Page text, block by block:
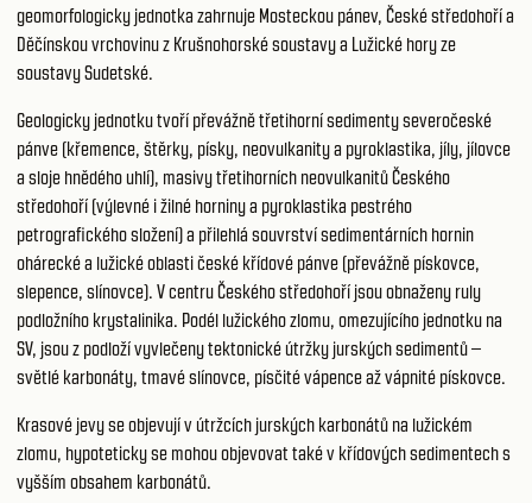
geomorfologicky jednotka zahrnuje Mosteckou pánev, České středohoří a
Děčínskou vrchovinu z Krušnohorské soustavy a Lužické hory ze
soustavy Sudetské.
Geologicky jednotku tvoří převážně třetihorní sedimenty severočeské
pánve (křemence, štěrky, písky, neovulkanity a pyroklastika, jíly, jílovce
a sloje hnědého uhlí), masivy třetihorních neovulkanitů Českého
středohoří (výlevné i žilné horniny a pyroklastika pestrého
petrografického složení) a přilehlá souvrství sedimentárních hornin
ohárecké a lužické oblasti české křídové pánve (převážně pískovce,
slepence, slínovce). V centru Českého středohoří jsou obnaženy ruly
podložního krystalinika. Podél lužického zlomu, omezujícího jednotku na
SV, jsou z podloží vyvlečeny tektonické útržky jurských sedimentů –
světlé karbonáty, tmavé slínovce, písčité vápence až vápnité pískovce.
Krasové jevy se objevují v útržcích jurských karbonátů na lužickém
zlomu, hypoteticky se mohou objevovat také v křídových sedimentech s
vyšším obsahem karbonátů.